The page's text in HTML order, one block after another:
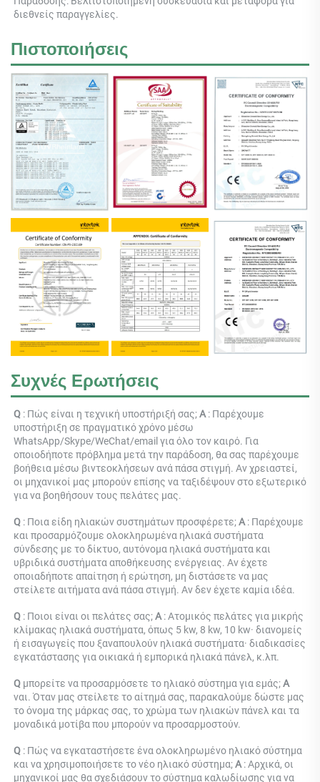
διεθνείς παραγγελίες.
Πιστοποιήσεις
Συχνές Ερωτήσεις
Q : Πώς είναι η τεχνική υποστήριξή σας; Α : Παρέχουμε
υποστήριξη σε πραγματικό χρόνο μέσω
WhatsApp/Skype/WeChat/email για όλο τον καιρό. Για
οποιοδήποτε πρόβλημα μετά την παράδοση, θα σας παρέχουμε
βοήθεια μέσω βιντεοκλήσεων ανά πάσα στιγμή. Αν χρειαστεί,
οι μηχανικοί μας μπορούν επίσης να ταξιδέψουν στο εξωτερικό
για να βοηθήσουν τους πελάτες μας.
Q : Ποια είδη ηλιακών συστημάτων προσφέρετε; Α : Παρέχουμε
και προσαρμόζουμε ολοκληρωμένα ηλιακά συστήματα
σύνδεσης με το δίκτυο, αυτόνομα ηλιακά συστήματα και
υβριδικά συστήματα αποθήκευσης ενέργειας. Αν έχετε
οποιαδήποτε απαίτηση ή ερώτηση, μη διστάσετε να μας
στείλετε αιτήματα ανά πάσα στιγμή. Αν δεν έχετε καμία ιδέα.
Q : Ποιοι είναι οι πελάτες σας; Α : Ατομικός πελάτες για μικρής
κλίμακας ηλιακά συστήματα, όπως 5 kw, 8 kw, 10 kw· διανομείς
ή εισαγωγείς που ξαναπουλούν ηλιακά συστήματα· διαδικασίες
εγκατάστασης για οικιακά ή εμπορικά ηλιακά πάνελ, κ.λπ.
Q μπορείτε να προσαρμόσετε το ηλιακό σύστημα για εμάς;
Α
ναι. Όταν μας στείλετε το αίτημά σας, παρακαλούμε δώστε μας
το όνομα της μάρκας σας, το χρώμα των ηλιακών πάνελ και τα
μοναδικά μοτίβα που μπορούν να προσαρμοστούν.
Q : Πώς να εγκαταστήσετε ένα ολοκληρωμένο ηλιακό σύστημα
και να χρησιμοποιήσετε το νέο ηλιακό σύστημα; Α : Αρχικά, οι
μηχανικοί μας θα σχεδιάσουν το σύστημα καλωδίωσης για να